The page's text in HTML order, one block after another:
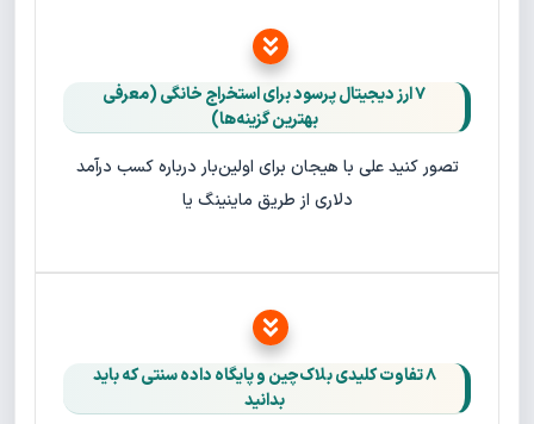
۷ ارز دیجیتال پرسود برای استخراج خانگی (معرفی
بهترین گزینه‌ها)
تصور کنید علی با هیجان برای اولین‌بار درباره کسب درآمد
دلاری از طریق ماینینگ یا
۸ تفاوت کلیدی بلاک‌چین و پایگاه‌ داده سنتی که باید
بدانید